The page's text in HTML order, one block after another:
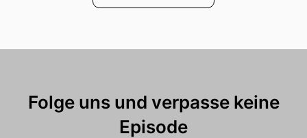
Folge uns und verpasse keine
Episode